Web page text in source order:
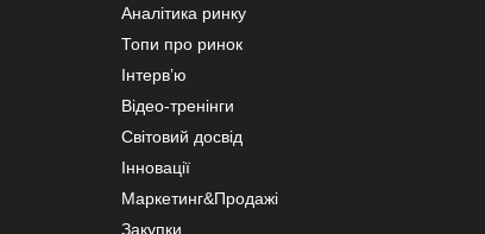
Аналітика ринку
Топи про ринок
Інтерв’ю
Відео-тренінги
Світовий досвід
Інновації
Маркетинг&Продажі
Закупки